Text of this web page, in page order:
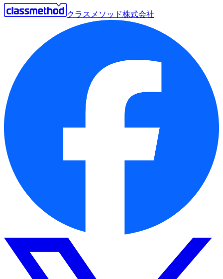
クラスメソッド株式会社